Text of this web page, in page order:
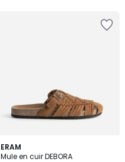
ERAM
Mule en cuir DEBORA
5
/